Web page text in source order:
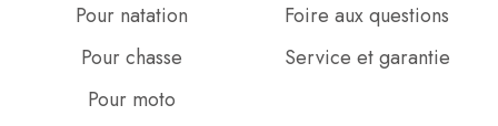
Pour natation
Pour chasse
Pour moto
Foire aux questions
Service et garantie